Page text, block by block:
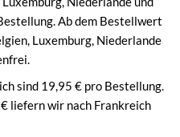
Ab dem Bestellwert
Luxemburg, Niederlande
sind 19,95 € pro Bestellung.
liefern wir nach Frankreich